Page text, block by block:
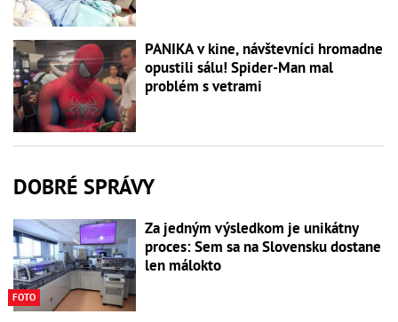
PANIKA v kine, návštevníci hromadne
opustili sálu! Spider-Man mal
problém s vetrami
DOBRÉ SPRÁVY
FOTO
Za jedným výsledkom je unikátny
proces: Sem sa na Slovensku dostane
len málokto